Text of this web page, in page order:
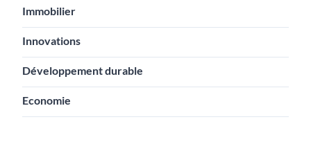
Immobilier
Innovations
Développement durable
Economie